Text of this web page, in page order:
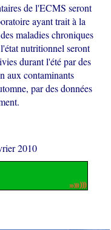
de l'ECMS seront
ayant trait à la
maladies chroniques
nutritionnel seront
durant l'été par des
aux contaminants
par des données
2010